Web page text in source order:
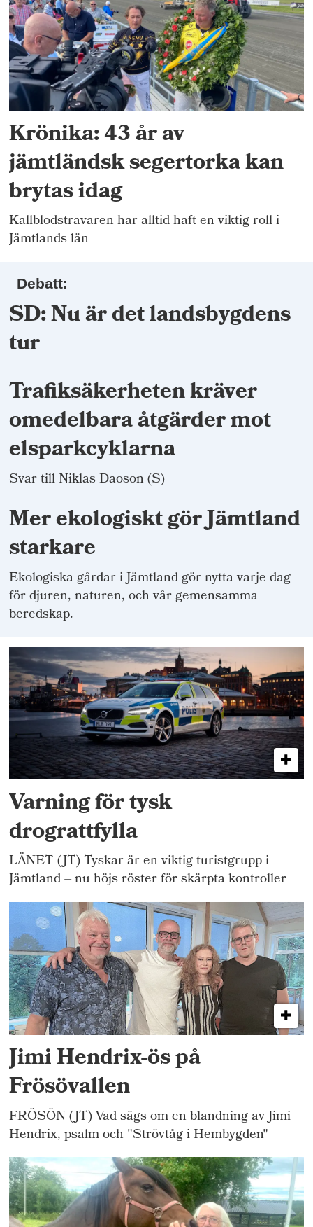
Krönika: 43 år av
jämtländsk segertorka kan
brytas idag
Kallblodstravaren har alltid haft en viktig roll i
Jämtlands län
Debatt:
SD: Nu är det landsbygdens
tur
Trafiksäkerheten kräver
omedelbara åtgärder mot
elsparkcyklarna
Svar till Niklas Daoson (S)
Mer ekologiskt gör Jämtland
starkare
Ekologiska gårdar i Jämtland gör nytta varje dag –
för djuren, naturen, och vår gemensamma
beredskap.
Varning för tysk
drograttfylla
LÄNET (JT) Tyskar är en viktig turistgrupp i
Jämtland – nu höjs röster för skärpta kontroller
Jimi Hendrix-ös på
Frösövallen
FRÖSÖN (JT) Vad sägs om en blandning av Jimi
Hendrix, psalm och "Strövtåg i Hembygden"